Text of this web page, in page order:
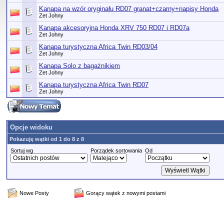
Kanapa na wzór oryginału RD07 granat+czarny+napisy Honda
Zet Johny
Kanapa akcesoryjna Honda XRV 750 RD07 i RD07a
Zet Johny
Kanapa turystyczna Africa Twin RD03/04
Zet Johny
Kanapa Solo z bagażnikiem
Zet Johny
Kanapa turystyczna Africa Twin RD07
Zet Johny
Opcje widoku
Pokazuję wątki od 1 do 8 z 8
Sortuj wg
Porządek sortowania Od
Nowe Posty
Gorący wątek z nowymi postami